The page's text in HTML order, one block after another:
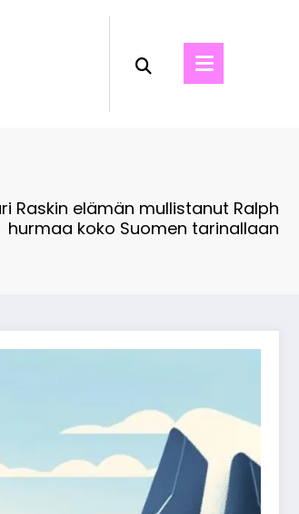
Raskin elämän mullistanut Ralph
hurmaa koko Suomen tarinallaan